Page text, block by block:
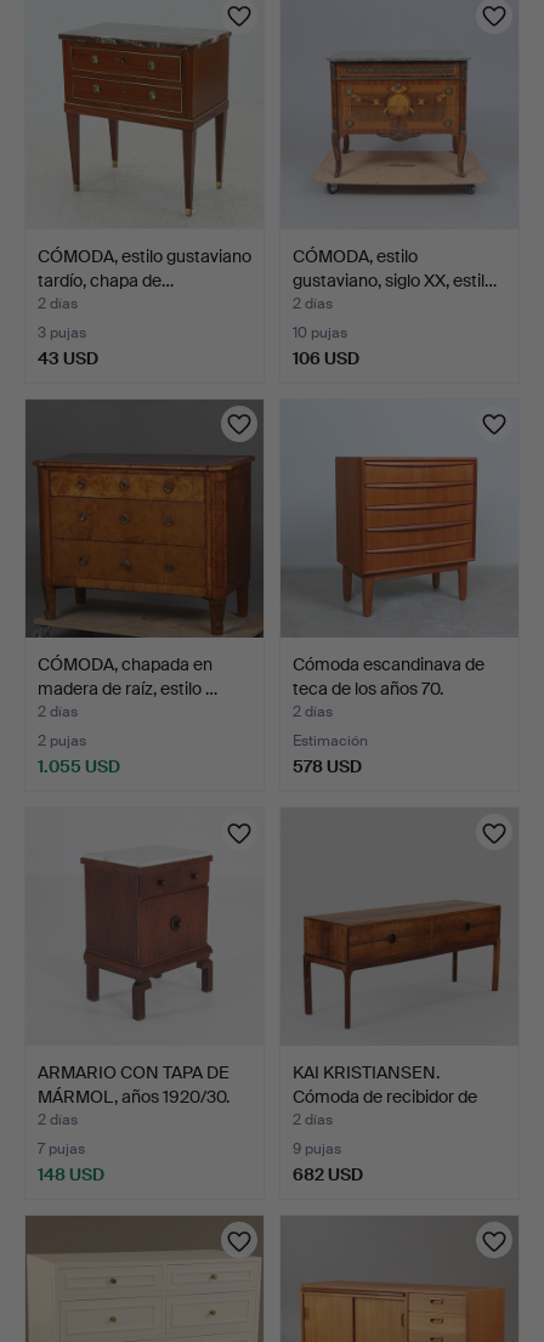
CÓMODA, estilo gustaviano
tardío, chapa de…
2 días
3 pujas
43 USD
CÓMODA, estilo
gustaviano, siglo XX, estil…
2 días
10 pujas
106 USD
CÓMODA, chapada en
madera de raíz, estilo …
2 días
2 pujas
1.055 USD
Cómoda escandinava de
teca de los años 70.
2 días
Estimación
578 USD
ARMARIO CON TAPA DE
MÁRMOL, años 1920/30.
2 días
7 pujas
148 USD
KAI KRISTIANSEN.
Cómoda de recibidor de
pa…
2 días
9 pujas
682 USD